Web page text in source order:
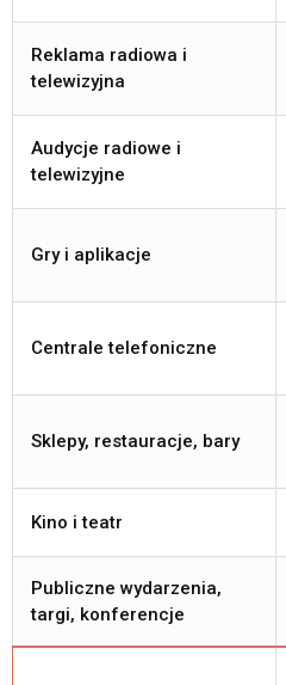
Reklama radiowa i
telewizyjna
Audycje radiowe i
telewizyjne
Gry i aplikacje
Centrale telefoniczne
Sklepy, restauracje, bary
Kino i teatr
Publiczne wydarzenia,
targi, konferencje